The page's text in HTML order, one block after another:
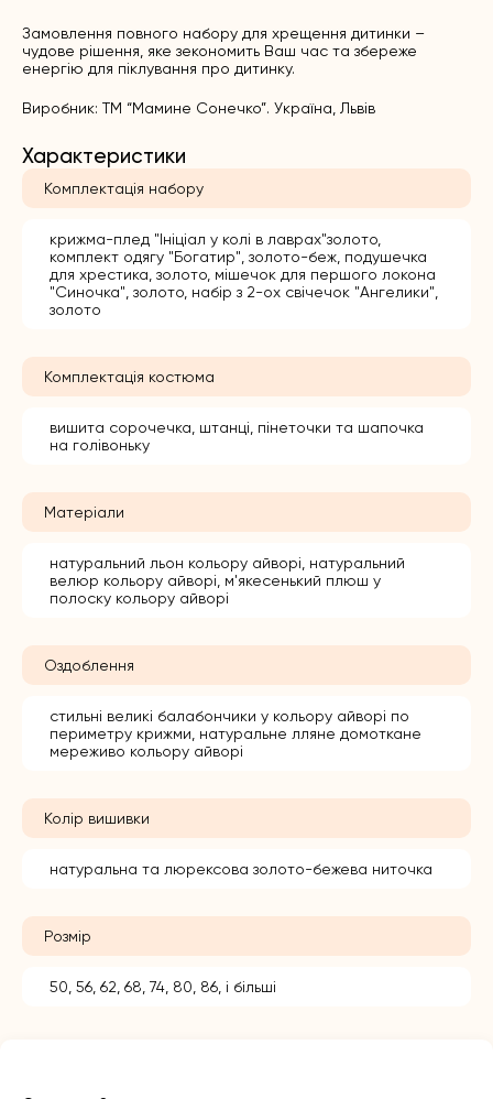
Замовлення повного набору для хрещення дитинки –
чудове рішення, яке зекономить Ваш час та збереже
енергію для піклування про дитинку.
Виробник: ТМ “Мамине Сонечко”. Україна, Львів
Характеристики
Комплектація набору
крижма-плед "Ініціал у колі в лаврах"золото,
комплект одягу "Богатир", золото-беж, подушечка
для хрестика, золото, мішечок для першого локона
"Синочка", золото, набір з 2-ох свічечок "Ангелики",
золото
Комплектація костюма
вишита сорочечка, штанці, пінеточки та шапочка
на голівоньку
Матеріали
натуральний льон кольору айворі, натуральний
велюр кольору айворі, м'якесенький плюш у
полоску кольору айворі
Оздоблення
стильні великі балабончики у кольору айворі по
периметру крижми, натуральне лляне домоткане
мереживо кольору айворі
Колір вишивки
натуральна та люрексова золото-бежева ниточка
Розмір
50, 56, 62, 68, 74, 80, 86, і більші